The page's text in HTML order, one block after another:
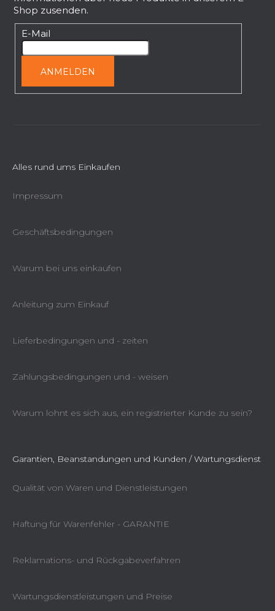
Shop zusenden.
E-Mail
ANMELDEN
Alles rund ums Einkaufen
Impressum
Geschäftsbedingungen
Warum bei uns einkaufen
Anleitung zum Einkauf
Lieferbedingungen und - zeiten
Zahlungsbedingungen und - weisen
Warum lohnt es sich aus, ein registrierter Kunde zu sein?
Garantien, Beanstandungen und Kunden / Wartungsdienst
Qualität von Waren und Dienstleistungen
Haftung für Warenfehler - GARANTIE
Reklamations- und Rückgabeverfahren
Wartungsdienstleistungen und Preise